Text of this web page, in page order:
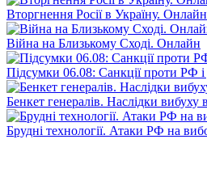
Вторгнення Росії в Україну. Онлайн
Війна на Близькому Сході. Онлайн
Підсумки 06.08: Санкції проти РФ
Бенкет генералів. Наслідки вибуху
Брудні технології. Атаки РФ на